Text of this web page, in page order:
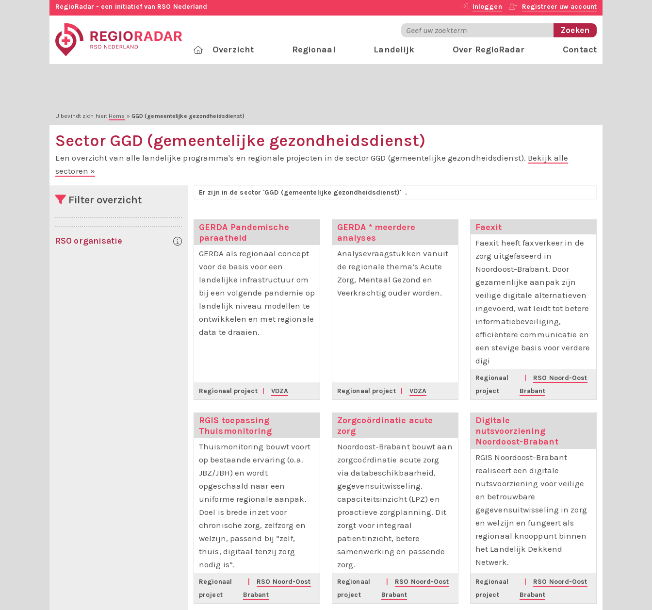
RegioRadar - een initiatief van RSO Nederland Inloggen Registreer uw account
Overzicht Regionaal Landelijk Over RegioRadar Contact
U bevindt zich hier: Home » GGD (gemeentelijke gezondheidsdienst)
Sector GGD (gemeentelijke gezondheidsdienst)
Een overzicht van alle landelijke programma's en regionale projecten in de sector GGD (gemeentelijke gezondheidsdienst). Bekijk alle
sectoren »
Filter overzicht
RSO organisatie
Er zijn in de sector 'GGD (gemeentelijke gezondheidsdienst)' .
GERDA Pandemische
paraatheid
GERDA als regionaal concept
voor de basis voor een
landelijke infrastructuur om
bij een volgende pandemie op
landelijk niveau modellen te
ontwikkelen en met regionale
data te draaien.
Regionaal project VDZA
GERDA * meerdere
analyses
Analysevraagstukken vanuit
de regionale thema’s Acute
Zorg, Mentaal Gezond en
Veerkrachtig ouder worden.
Regionaal project VDZA
Faexit
Faexit heeft faxverkeer in de
zorg uitgefaseerd in
Noordoost-Brabant. Door
gezamenlijke aanpak zijn
veilige digitale alternatieven
ingevoerd, wat leidt tot betere
informatiebeveiliging,
efficiëntere communicatie en
een stevige basis voor verdere
digi
Regionaal
project
RSO Noord-Oost
Brabant
RGIS toepassing
Thuismonitoring
Thuismonitoring bouwt voort
op bestaande ervaring (o.a.
JBZ/JBH) en wordt
opgeschaald naar een
uniforme regionale aanpak.
Doel is brede inzet voor
chronische zorg, zelfzorg en
welzijn, passend bij “zelf,
thuis, digitaal tenzij zorg
nodig is”.
Regionaal
project
RSO Noord-Oost
Brabant
Zorgcoördinatie acute
zorg
Noordoost-Brabant bouwt aan
zorgcoördinatie acute zorg
via databeschikbaarheid,
gegevensuitwisseling,
capaciteitsinzicht (LPZ) en
proactieve zorgplanning. Dit
zorgt voor integraal
patiëntinzicht, betere
samenwerking en passende
zorg.
Regionaal
project
RSO Noord-Oost
Brabant
Digitale
nutsvoorziening
Noordoost-Brabant
RGIS Noordoost-Brabant
realiseert een digitale
nutsvoorziening voor veilige
en betrouwbare
gegevensuitwisseling in zorg
en welzijn en fungeert als
regionaal knooppunt binnen
het Landelijk Dekkend
Netwerk.
Regionaal
project
RSO Noord-Oost
Brabant